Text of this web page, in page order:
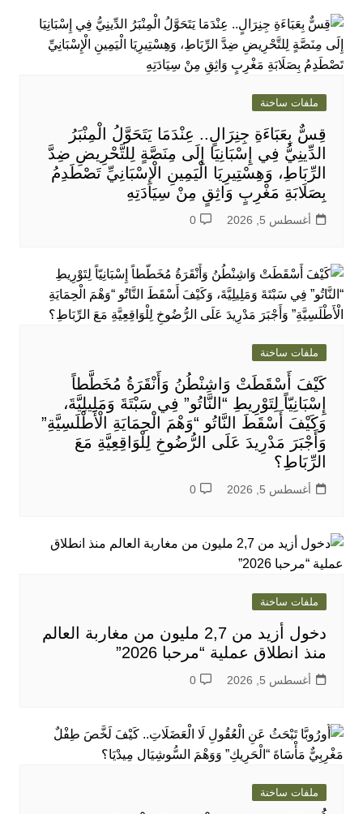
ملفات ساخنة
قِسٌّ بِعَبَاءَةِ جِنِرَالٍ.. عِنْدَمَا يَتَحَوَّلُ الْمِنْبَرُ
الدِّينِيُّ فِي إِسْبَانِيَا إِلَى مِنَصَّةٍ لِلتَّحْرِيضِ ضِدَّ
الرِّبَاطِ، وَهِسْتِيرِيَا الْيَمِينِ الْإِسْبَانِيِّ تَصْطَدِمُ
بِصَلَابَةِ مَغْرِبٍ وَاثِقٍ مِنْ سِيَادَتِهِ
أغسطس 5, 2026 0
ملفات ساخنة
كَيْفَ أَسْقَطَتْ وَاشِنْطُنُ وَأَنْقَرَةُ مُخَطَّطاً
إِسْبَانِيّاً لِتَوْرِيطِ “النَّاتُو” فِي سَبْتَةَ وَمَلِيلِيَّةَ،
وَكَيْفَ أَسْقَطَ النَّاتُو “وَهْمَ الْحِمَايَةِ الْأَطْلَسِيَّةِ”
وَأَجْبَرَ مَدْرِيدَ عَلَى الرُّضُوخِ لِلْوَاقِعِيَّةِ مَعَ
الرِّبَاطِ؟
أغسطس 5, 2026 0
ملفات ساخنة
دخول أزيد من 2,7 مليون من مغاربة العالم
منذ انطلاق عملية “مرحبا 2026”
أغسطس 5, 2026 0
ملفات ساخنة